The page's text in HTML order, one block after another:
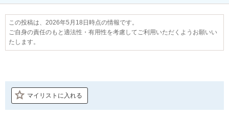
この投稿は、2026年5月18日時点の情報です。
ご自身の責任のもと適法性・有用性を考慮してご利用いただくようお願いい
たします。
マイリストに入れる